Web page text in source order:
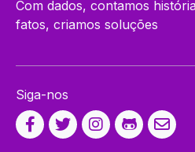
Com dados, contamos
fatos, criamos soluções
Siga-nos